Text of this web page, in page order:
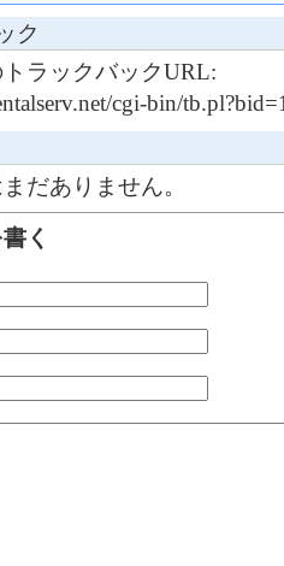
ク
ラックバックURL:
cgi-bin/
だありません。
く